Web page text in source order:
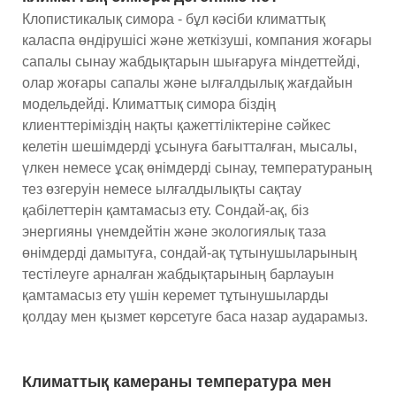
Клопистикалық симора - бұл кәсіби климаттық
каласпа өндірушісі және жеткізуші, компания жоғары
сапалы сынау жабдықтарын шығаруға міндеттейді,
олар жоғары сапалы және ылғалдылық жағдайын
модельдейді. Климаттық симора біздің
клиенттеріміздің нақты қажеттіліктеріне сәйкес
келетін шешімдерді ұсынуға бағытталған, мысалы,
үлкен немесе ұсақ өнімдерді сынау, температураның
тез өзгеруін немесе ылғалдылықты сақтау
қабілеттерін қамтамасыз ету. Сондай-ақ, біз
энергияны үнемдейтін және экологиялық таза
өнімдерді дамытуға, сондай-ақ тұтынушыларының
тестілеуге арналған жабдықтарының барлауын
қамтамасыз ету үшін керемет тұтынушыларды
қолдау мен қызмет көрсетуге баса назар аударамыз.
Климаттық камераны температура мен